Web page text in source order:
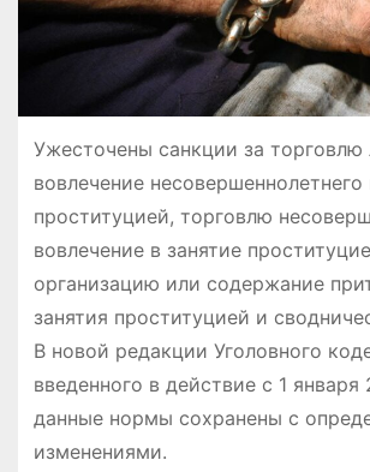
Ужесточены санкции за
вовлечение несовершеннолетнего
проституцией, торговлю
вовлечение в занятие
организацию или содержание
занятия проституцией и
В новой редакции Уголовного
введенного в действие с 1 января
данные нормы сохранены с
изменениями.